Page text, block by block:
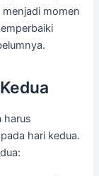
menjadi momen
harus
hari kedua.